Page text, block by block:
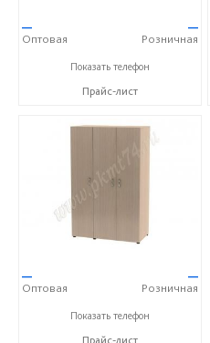
—
Оптовая
—
Розничная
+7 (351) 218-92-86
Показать телефон
Прайс-лист
—
Оптовая
—
Розничная
+7 (351) 218-92-86
Показать телефон